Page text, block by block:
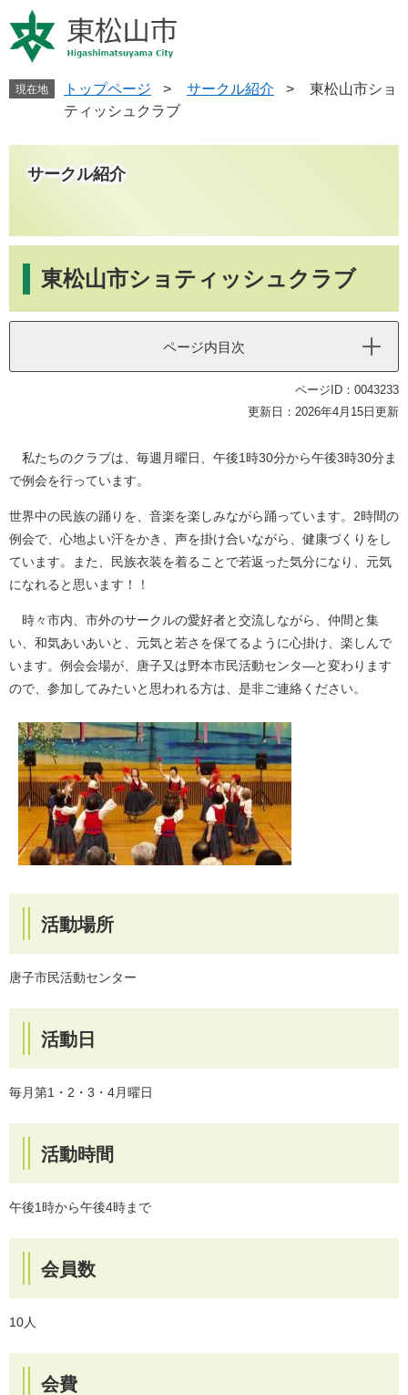
ー
ジ
す
ニ
ュ
し
現在地 トップページ > サークル紹介 >
東松山市ショ
ティッシュクラブ
サークル紹介
東松山市ショティッシュクラブ
ページ内目次
ページID：0043233
更新日：2026年4月15日更新
私たちのクラブは、毎週月曜日、午後1時30分から午後3時30分ま
で例会を行っています。
世界中の民族の踊りを、音楽を楽しみながら踊っています。2時間の
例会で、心地よい汗をかき、声を掛け合いながら、健康づくりをし
ています。また、民族衣装を着ることで若返った気分になり、元気
になれると思います！！
時々市内、市外のサークルの愛好者と交流しながら、仲間と集
い、和気あいあいと、元気と若さを保てるように心掛け、楽しんで
います。例会会場が、唐子又は野本市民活動センタ―と変わります
ので、参加してみたいと思われる方は、是非ご連絡ください。
活動場所
唐子市民活動センター
活動日
毎月第1・2・3・4月曜日
活動時間
午後1時から午後4時まで
会員数
10人
会費